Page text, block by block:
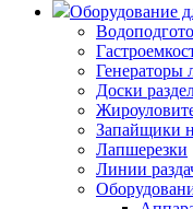
Оборудование
Генераторы
Доски
Запайщики
Лапшерезки
Линии